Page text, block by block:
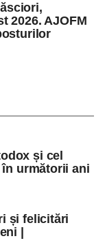
2026. AJOFM
și cel
următorii ani
și felicitări
|